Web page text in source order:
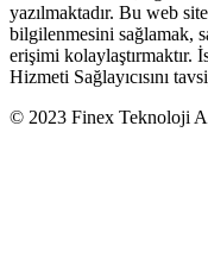
yazılmaktadır. Bu web
bilgilenmesini sağlamak,
erişimi kolaylaştırmaktır.
Hizmeti Sağlayıcısını
© 2023 Finex Teknoloji